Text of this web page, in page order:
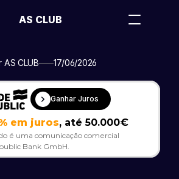
AS CLUB 17/06/2026
Ganhar Juros
em juros, até 50.000€
é uma comunicação comercial
Bank GmbH.
AS CLUB